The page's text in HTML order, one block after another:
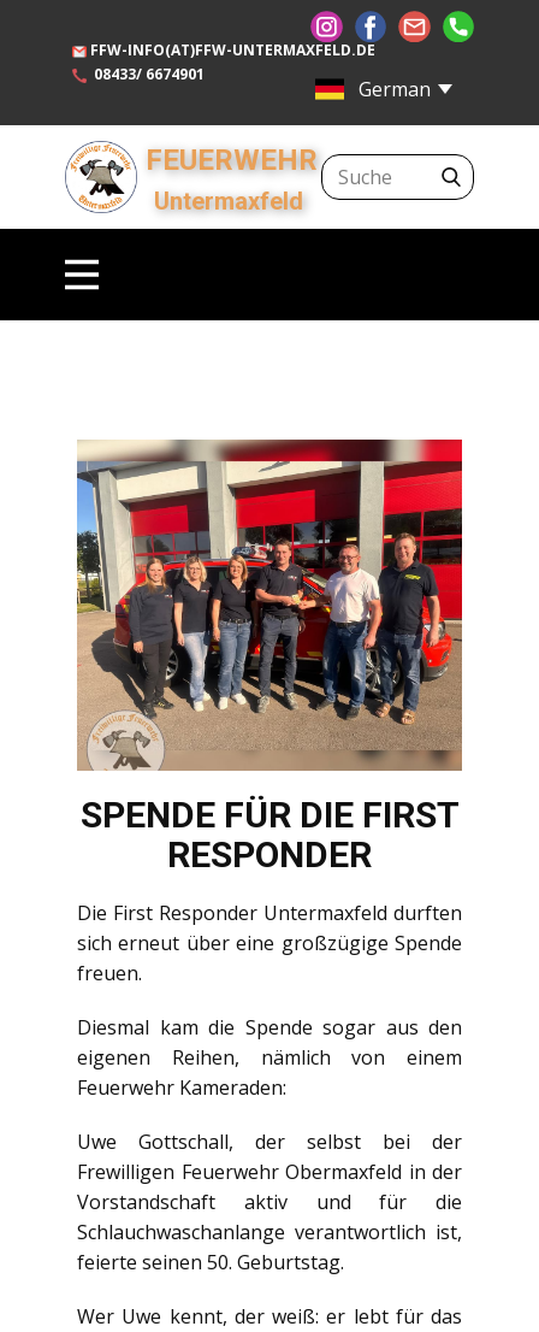
FFW-INFO(AT)FFW-UNTERMAXFELD.DE
08433/ 6674901
FEUERWEHR
Unte​rmaxfeld
SPENDE FÜR DIE FIRST
RESPONDER
Die First Responder Untermaxfeld durften
sich erneut über eine großzügige Spende
freuen.
Diesmal kam die Spende sogar aus den
eigenen Reihen, nämlich von einem
Feuerwehr Kameraden:
Uwe Gottschall, der selbst bei der
Frewilligen Feuerwehr Obermaxfeld in der
Vorstandschaft aktiv und für die
Schlauchwaschanlange verantwortlich ist,
feierte seinen 50. Geburtstag.
Wer Uwe kennt, der weiß: er lebt für das